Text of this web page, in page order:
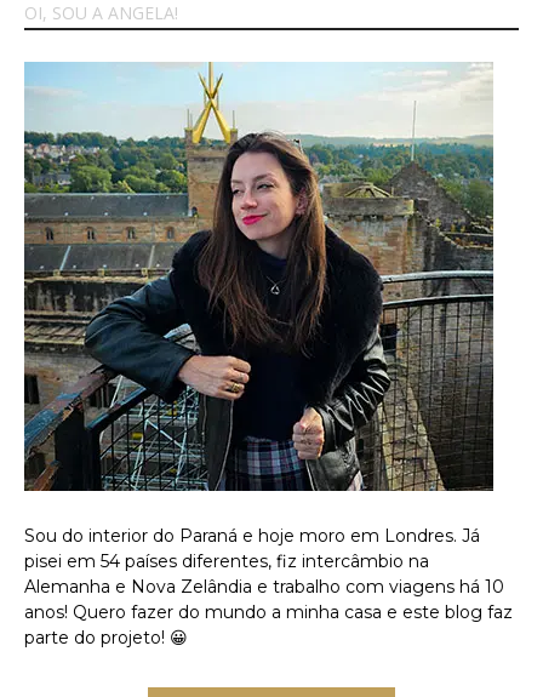
OI, SOU A ANGELA!
Sou do interior do Paraná e hoje moro em Londres. Já
pisei em 54 países diferentes, fiz intercâmbio na
Alemanha e Nova Zelândia e trabalho com viagens há 10
anos! Quero fazer do mundo a minha casa e este blog faz
parte do projeto! 😀